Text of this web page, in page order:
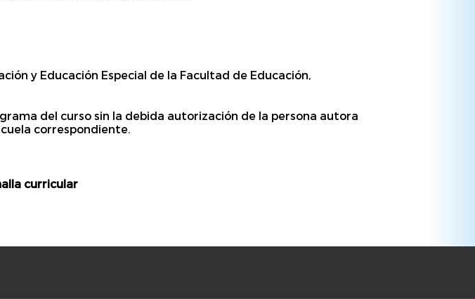
y Educación Especial de la Facultad de Educación,
del curso sin la debida autorización de la persona autora
correspondiente.
curricular